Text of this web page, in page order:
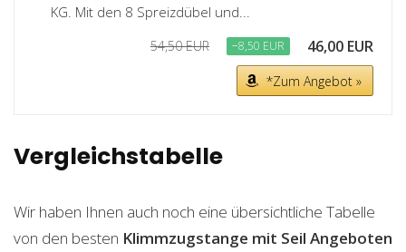
KG. Mit den 8 Spreizdübel und...
54,50 EUR −8,50 EUR 46,00 EUR
*Zum Angebot »
Vergleichstabelle
Wir haben Ihnen auch noch eine übersichtliche Tabelle
von den besten Klimmzugstange mit Seil Angeboten